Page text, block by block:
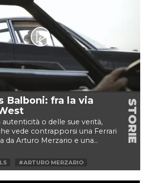
STANZANI
#STANZANI
#V12
Balboni: fra la via
autenticità o delle sue verità,
vede contrapporsi una Ferrari
da Arturo Merzario e una...
STORIE
#ARTURO MERZARIO
#LAMBORGHINI